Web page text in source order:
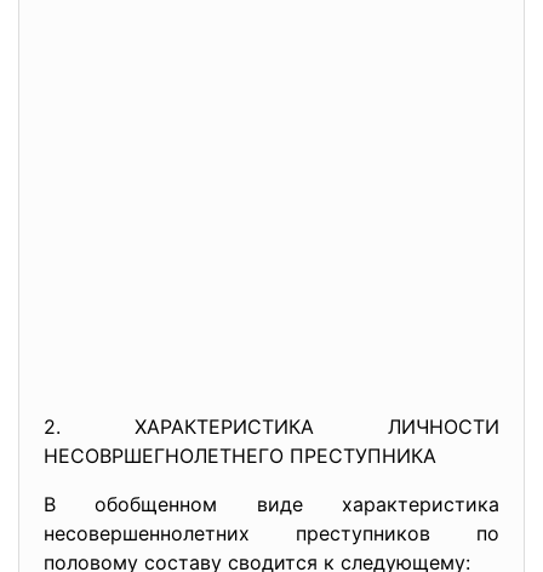
2. ХАРАКТЕРИСТИКА ЛИЧНОСТИ
НЕСОВРШЕГНОЛЕТНЕГО ПРЕСТУПНИКА
В обобщенном виде характеристика
несовершеннолетних преступников по
половому составу сводится к следующему: